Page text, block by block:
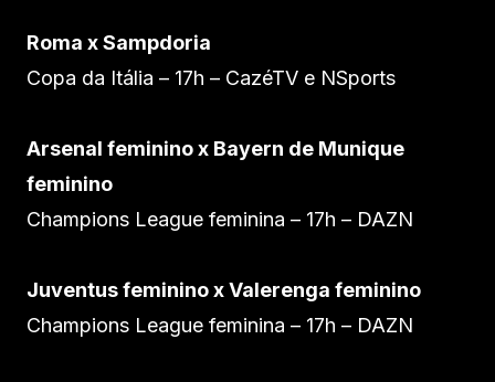
Roma x Sampdoria
Copa da Itália – 17h – CazéTV e NSports
Arsenal feminino x Bayern de Munique
feminino
Champions League feminina – 17h – DAZN
Juventus feminino x Valerenga feminino
Champions League feminina – 17h – DAZN